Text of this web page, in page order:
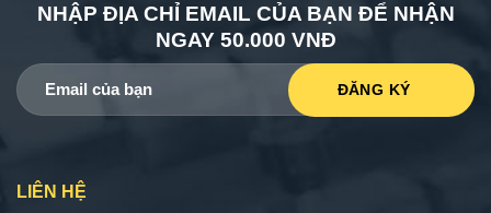
NHẬP ĐỊA CHỈ EMAIL CỦA BẠN ĐỂ NHẬN
NGAY 50.000 VNĐ
LIÊN HỆ